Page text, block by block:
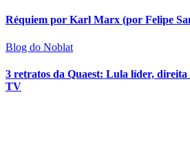
Réquiem por Karl Marx (por Felipe
Blog do Noblat
3 retratos da Quaest: Lula líder, direita
TV